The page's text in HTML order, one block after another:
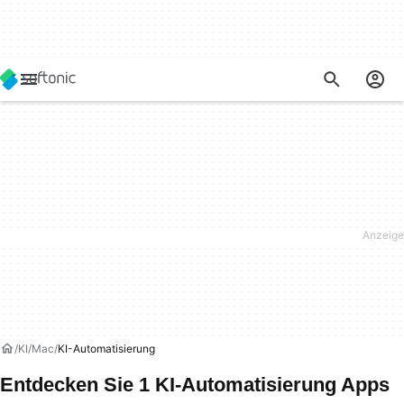
KI Mac KI-Automatisierung
Entdecken Sie 1 KI-Automatisierung Apps